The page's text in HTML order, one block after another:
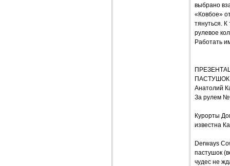
выбрано
«Ковбое»
тянуться.
рулевое
Работать
Анатолий
За рулем
Курорты
известна
Derways
пастушок
чудес не